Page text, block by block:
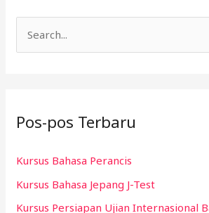
u
t
u
k
Pos-pos Terbaru
Kursus Bahasa Perancis
Kursus Bahasa Jepang J-Test
Kursus Persiapan Ujian Internasional